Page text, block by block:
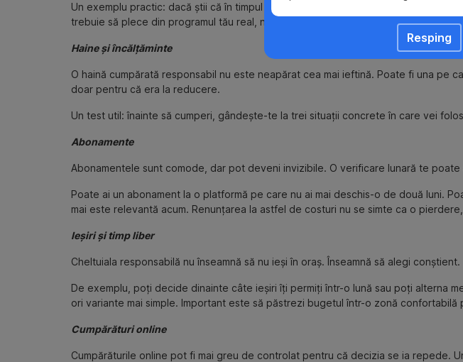
Un exemplu practic: dacă știi că în timpul săptămânii mănânci de obicei acasă
trebuie să plece din programul tău real, nu dintr-o variantă ideală a săptămânii.
Haine și încălțăminte
O haină cumpărată responsabil nu este neapărat cea mai ieftină. Poate fi una pe
doar pentru că era la reducere.
Un test util: înainte să cumperi, gândește-te la trei situații concrete în care vei
Abonamente
Abonamentele sunt comode, dar pot deveni invizibile. O verificare lunară te
Poate ai un abonament la o platformă pe care nu ai mai deschis-o de două luni.
mai este relevantă acum. Renunțarea la astfel de costuri nu se simte ca o
Ieșiri și timp liber
Cheltuiala responsabilă nu înseamnă să nu ieși în oraș. Înseamnă să alegi conștient.
De exemplu, poți decide dinainte câte ieșiri îți permiți într-o lună sau poți alterna
ori variante mai simple. Important este să păstrezi bugetul într-o zonă confortabilă
Cumpărături online
Cumpărăturile online pot fi mai greu de controlat pentru că decizia se ia repede.
Resping